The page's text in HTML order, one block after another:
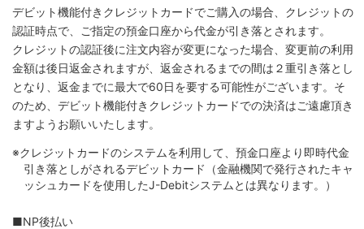
デビット機能付きクレジットカードでご購入の場合、クレジットの
認証時点で、ご指定の預金口座から代金が引き落とされます。
クレジットの認証後に注文内容が変更になった場合、変更前の利用
金額は後日返金されますが、返金されるまでの間は２重引き落とし
となり、返金までに最大で60日を要する可能性がございます。そ
のため、デビット機能付きクレジットカードでの決済はご遠慮頂き
ますようお願いいたします。
※クレジットカードのシステムを利用して、預金口座より即時代金
引き落としがされるデビットカード（金融機関で発行されたキャ
ッシュカードを使用したJ-Debitシステムとは異なります。）
■NP後払い